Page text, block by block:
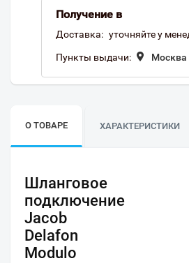
Получение в
Доставка: уточняйте у
Пункты выдачи: Москва
О ТОВАРЕ ХАРАКТЕРИСТИКИ
Шланговое
подключение
Jacob
Delafon
Modulo